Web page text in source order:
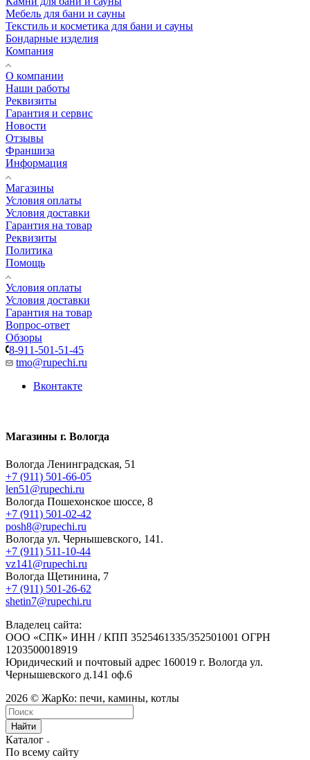
Мебель для бани и сауны
Текстиль и косметика для бани и сауны
Бондарные изделия
Компания
О компании
Наши работы
Реквизиты
Гарантия и сервис
Новости
Отзывы
Франшиза
Информация
Магазины
Условия оплаты
Условия доставки
Гарантия на товар
Реквизиты
Политика
Помощь
Условия оплаты
Условия доставки
Гарантия на товар
Вопрос-ответ
Обзоры
8-911-501-51-45
tmo@rupechi.ru
Вконтакте
Магазины г. Вологда
Вологда Ленинградская, 51
+7 (911) 501-66-05
len51@rupechi.ru
Вологда Пошехонское шоссе, 8
+7 (911) 501-02-42
posh8@rupechi.ru
Вологда ул. Чернышевского, 141.
+7 (911) 511-10-44
vz141@rupechi.ru
Вологда Щетинина, 7
+7 (911) 501-26-62
shetin7@rupechi.ru
Владелец сайта:
ООО «СПК» ИНН / КПП 3525461335/352501001 ОГРН
1203500018919
Юридический и почтовый адрес 160019 г. Вологда ул.
Чернышевского д.141 оф.6
2026 © ЖарКо: печи, камины, котлы
Найти
Каталог
По всему сайту